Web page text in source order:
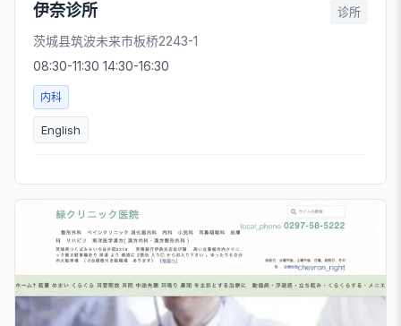
伊奈诊所 诊所
茨城县筑波未来市板桥2243-1
08:30-11:30 14:30-16:30
内科
English